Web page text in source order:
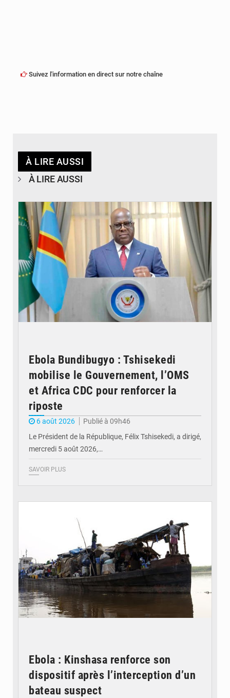
Suivez l'information en direct sur notre chaîne
À LIRE AUSSI
À LIRE AUSSI
Ebola Bundibugyo : Tshisekedi
mobilise le Gouvernement, l’OMS
et Africa CDC pour renforcer la
riposte
6 août 2026
Publié à 09h46
Le Président de la République, Félix Tshisekedi, a dirigé,
mercredi 5 août 2026,…
SAVOIR PLUS
Ebola : Kinshasa renforce son
dispositif après l’interception d’un
bateau suspect